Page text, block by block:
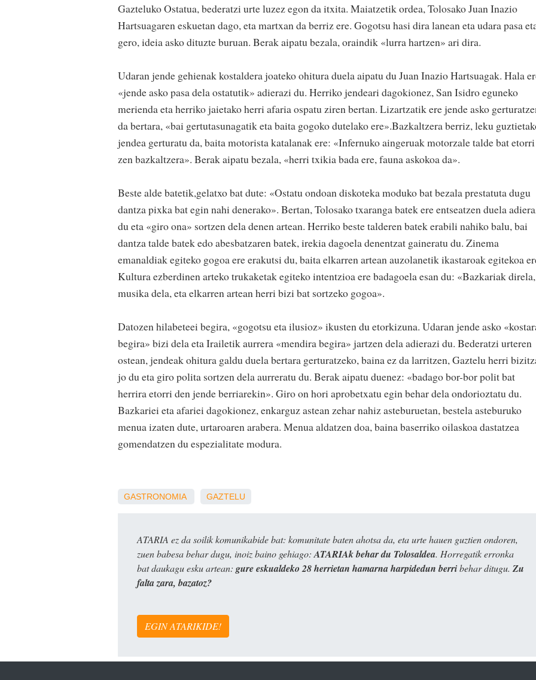
Gazteluko Ostatua, bederatzi urte luzez egon da itxita. Maiatzetik ordea, Tolosako Juan Inazio
Hartsuagaren eskuetan dago, eta martxan da berriz ere. Gogotsu hasi dira lanean eta udara pasa
gero, ideia asko dituzte buruan. Berak aipatu bezala, oraindik «lurra hartzen» ari dira.
Udaran jende gehienak kostaldera joateko ohitura duela aipatu du Juan Inazio Hartsuagak. Hala
«jende asko pasa dela ostatutik» adierazi du. Herriko jendeari dagokionez, San Isidro eguneko
merienda eta herriko jaietako herri afaria ospatu ziren bertan. Lizartzatik ere jende asko
da bertara, «bai gertutasunagatik eta baita gogoko dutelako ere».Bazkaltzera berriz, leku
jendea gerturatu da, baita motorista katalanak ere: «Infernuko aingeruak motorzale talde bat etorri
zen bazkaltzera». Berak aipatu bezala, «herri txikia bada ere, fauna askokoa da».
Beste alde batetik,gelatxo bat dute: «Ostatu ondoan diskoteka moduko bat bezala prestatuta dugu
dantza pixka bat egin nahi denerako». Bertan, Tolosako txaranga batek ere entseatzen duela
du eta «giro ona» sortzen dela denen artean. Herriko beste talderen batek erabili nahiko balu, bai
dantza talde batek edo abesbatzaren batek, irekia dagoela denentzat gaineratu du. Zinema
emanaldiak egiteko gogoa ere erakutsi du, baita elkarren artean auzolanetik ikastaroak egitekoa
Kultura ezberdinen arteko trukaketak egiteko intentzioa ere badagoela esan du: «Bazkariak direla,
musika dela, eta elkarren artean herri bizi bat sortzeko gogoa».
Datozen hilabeteei begira, «gogotsu eta ilusioz» ikusten du etorkizuna. Udaran jende asko
begira» bizi dela eta Irailetik aurrera «mendira begira» jartzen dela adierazi du. Bederatzi urteren
ostean, jendeak ohitura galdu duela bertara gerturatzeko, baina ez da larritzen, Gaztelu herri
jo du eta giro polita sortzen dela aurreratu du. Berak aipatu duenez: «badago bor-bor polit bat
herrira etorri den jende berriarekin». Giro on hori aprobetxatu egin behar dela ondorioztatu du.
Bazkariei eta afariei dagokionez, enkarguz astean zehar nahiz asteburuetan, bestela asteburuko
menua izaten dute, urtaroaren arabera. Menua aldatzen doa, baina baserriko oilaskoa dastatzea
gomendatzen du espezialitate modura.
GASTRONOMIA GAZTELU
ATARIA ez da soilik komunikabide bat: komunitate baten ahotsa da, eta urte hauen guztien ondoren,
zuen babesa behar dugu, inoiz baino gehiago: ATARIAk behar du Tolosaldea. Horregatik erronka
bat daukagu esku artean: gure eskualdeko 28 herrietan hamarna harpidedun berribehar ditugu. Zu
falta zara, bazatoz?
EGIN ATARIKIDE!